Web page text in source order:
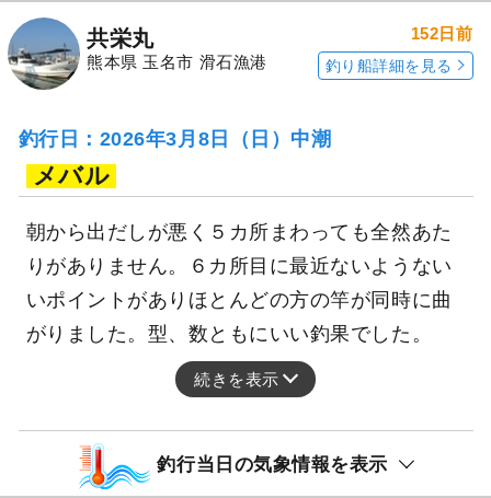
共栄丸
熊本県 玉名市 滑石漁港
152日前
釣り船詳細を見る
釣行日：2026年3月8日（日）中潮
メバル
朝から出だしが悪く５カ所まわっても全然あた
りがありません。６カ所目に最近ないようない
いポイントがありほとんどの方の竿が同時に曲
がりました。型、数ともにいい釣果でした。
続きを表示
釣行当日の気象情報を表示